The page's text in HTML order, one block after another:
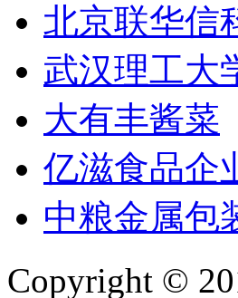
北京联华信
武汉理工大
大有丰酱菜
亿滋食品企
中粮金属包
Copyright ©